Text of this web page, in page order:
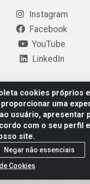
cookies próprios
uma
usuário, apresentar
com o seu perfil
site.
Negar não essenciais
Cookies
Instagram
Facebook
YouTube
LinkedIn
Ltda - Estrada dos Casa,
Campo / SP – CEP: 09.840-
44.106.466/0001-41